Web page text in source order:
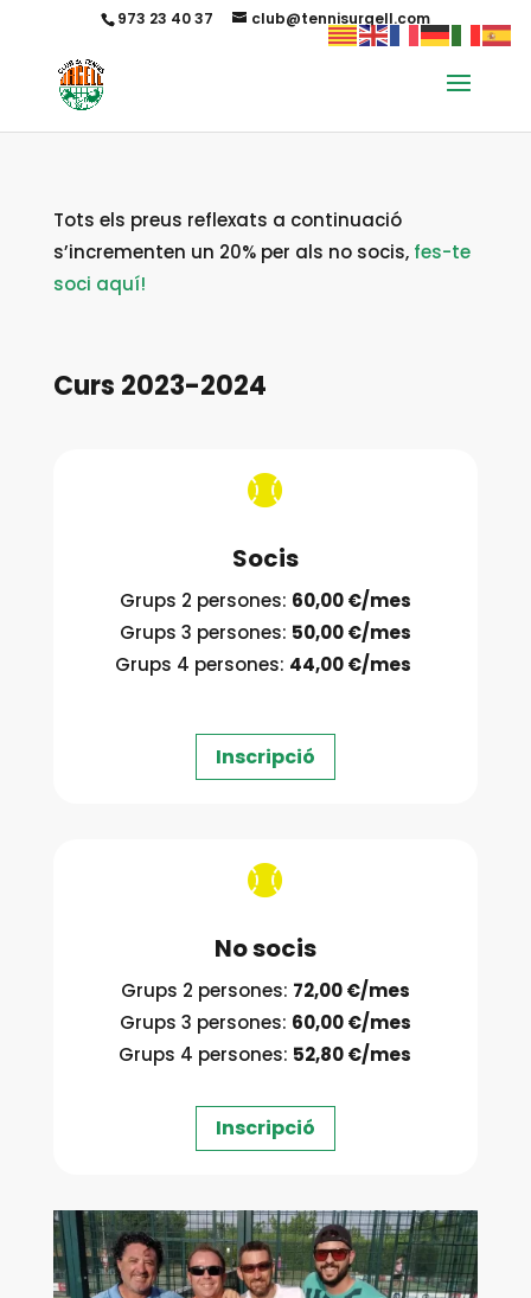
973 23 40 37 club@tennisurgell.com
Tots els preus reflexats a continuació
s’incrementen un 20% per als no socis, fes-te
soci aquí!
Curs 2023-2024

Socis
Grups 2 persones: 60,00 €/mes
Grups 3 persones: 50,00 €/mes
Grups 4 persones: 44,00 €/mes
Inscripció

No socis
Grups 2 persones: 72,00 €/mes
Grups 3 persones: 60,00 €/mes
Grups 4 persones: 52,80 €/mes
Inscripció